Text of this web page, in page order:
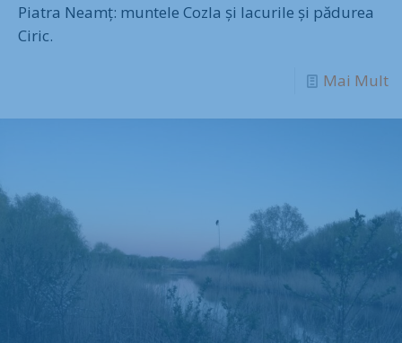
Piatra Neamț: muntele Cozla și lacurile și pădurea
Ciric.
Mai Mult